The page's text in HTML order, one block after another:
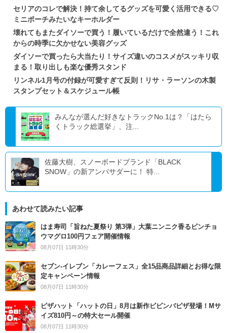
セリアのコレで解決！持て余してるグッズを可愛く活用できる♡
ミニポーチみたいなキーホルダー
壊れてもまたダイソーで買う！履いているだけで全然違う！これ
からの時季に欠かせない美容グッズ
ダイソーで買ったら大当たり！サイズ違いのコスメがスッキリ収
まる！取り出しも楽な優秀スタンド
リンネル1月号の付録が可愛すぎて反則！リサ・ラーソンの木製
スタンプセット＆スケジュール帳
みんなが選んだ好きなトラックNo.1は？「はたら
くトラック総選挙」、注...
佐藤大樹、スノーボードブランド「BLACK
SNOW」の新アンバサダーに！ 特...
あわせて読みたい記事
はま寿司「旨ねた夏祭り 第3弾」大葉ニンニク香るビンチョ
ウマグロ100円フェア開催情報
08月07日 11時30分
セブン‐イレブン「カレーフェス」全15品商品詳細とお得な限
定キャンペーン情報
08月07日 11時30分
ピザハット「ハットの日」8月は新作ビビンバピザ登場！Mサ
イズ810円～の特大セール開催
08月07日 11時30分